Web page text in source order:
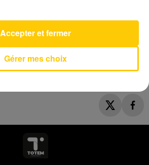
Training Season
DUA LIPA
Gérer mes choix
Accepter et fermer